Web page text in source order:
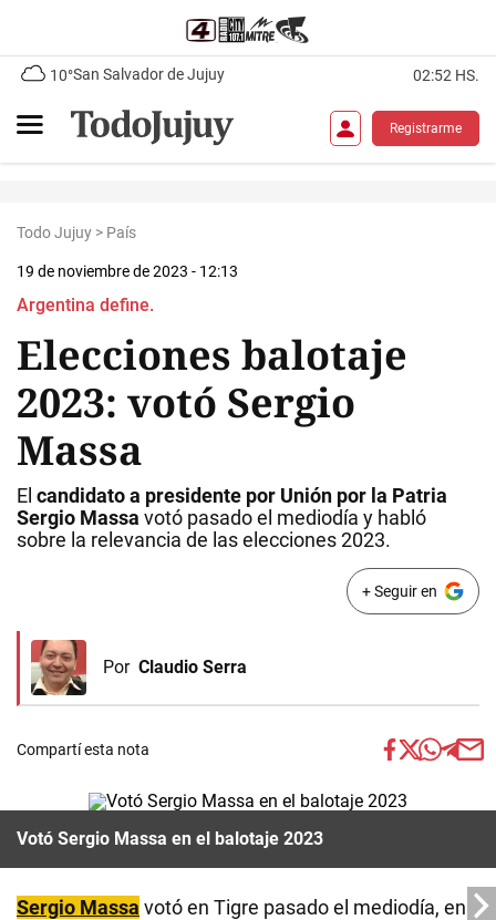
10°San Salvador de Jujuy 02:52 HS.
Registrarme
Todo Jujuy > País
19 de noviembre de 2023 - 12:13
Argentina define.
Elecciones balotaje
2023: votó Sergio
Massa
El candidato a presidente por Unión por la Patria
Sergio Massa votó pasado el mediodía y habló
sobre la relevancia de las elecciones 2023.
+ Seguir en
Por Claudio Serra
Compartí esta nota
Votó Sergio Massa en el balotaje 2023
Sergio Massa votó en Tigre pasado el mediodía, en